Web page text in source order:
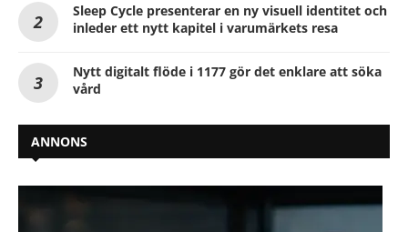
Sleep Cycle presenterar en ny visuell identitet och
inleder ett nytt kapitel i varumärkets resa
Nytt digitalt flöde i 1177 gör det enklare att söka
vård
ANNONS